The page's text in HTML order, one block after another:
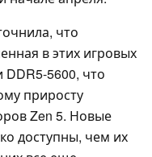
что
в этих игровых
DDR5-5600, что
приросту
Zen 5. Новые
доступны, чем их